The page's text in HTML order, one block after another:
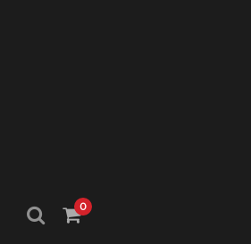
0
(Black)